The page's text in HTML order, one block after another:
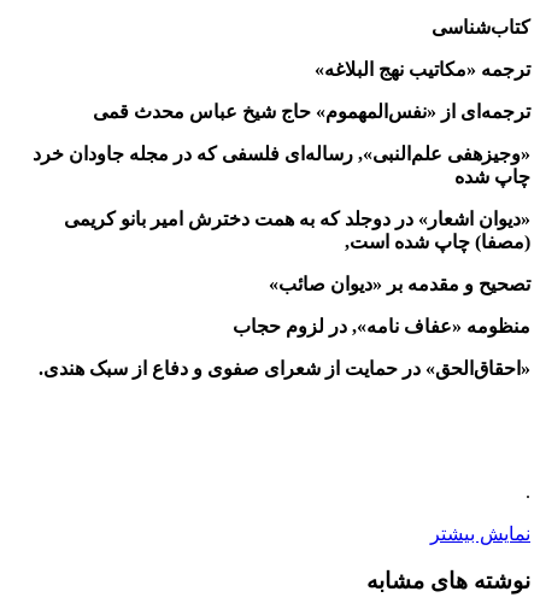
کتاب‌شناسی
ترجمه «مکاتیب نهج البلاغه»
ترجمه‌ای از «نفس‌المهموم» حاج شیخ عباس محدث قمی
«وجیزهفی علم‌النبی», رساله‌ای فلسفی که در مجله جاودان خرد
چاپ شده
«دیوان اشعار» در دوجلد که به همت دخترش امیر بانو کریمی
(مصفا) چاپ شده است,
تصحیح و مقدمه بر «دیوان صائب»
منظومه «عفاف نامه», در لزوم حجاب
«احقاق‌الحق» در حمایت از شعرای صفوی و دفاع از سبک هندی.
.
نمایش بیشتر
نوشته های مشابه